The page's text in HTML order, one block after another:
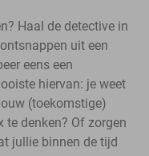
Haal de detective in
uit een
eens een
hiervan: je weet
(toekomstige)
te denken? Of zorgen
jullie binnen de tijd